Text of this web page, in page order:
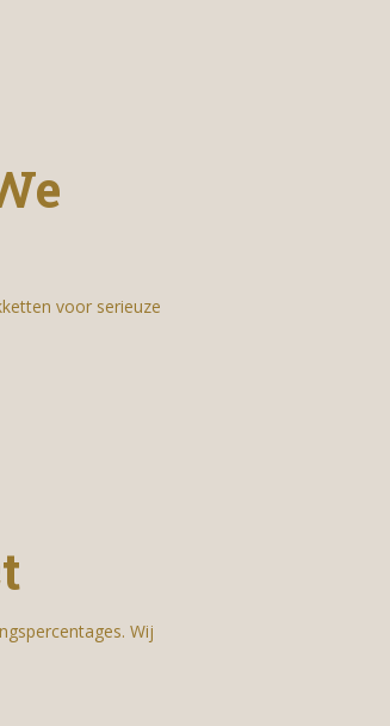
voor serieuze
Wij